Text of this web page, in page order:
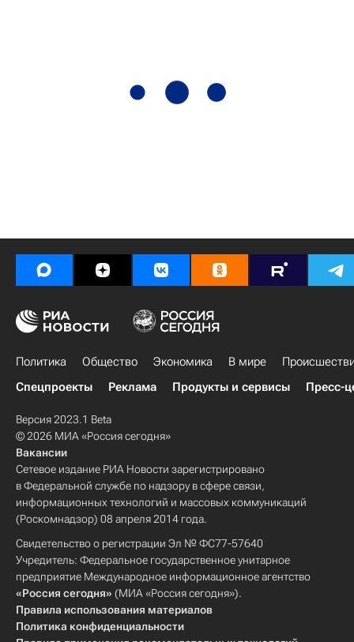
Политика Общество Экономика В мире
Спецпроекты
Реклама Продукты и сервисы Пресс-
Версия 2023.1 Beta
© 2026 МИА «Россия сегодня»
Вакансии
Сетевое издание РИА Новости зарегистрировано
в Федеральной службе по надзору в сфере связи,
информационных технологий и массовых коммуникаций
(Роскомнадзор) 08 апреля 2014 года.
Свидетельство о регистрации Эл № ФС77-57640
Учредитель: Федеральное государственное унитарное
предприятие Международное информационное агентство
«Россия сегодня» (МИА «Россия сегодня»).
Правила использования материалов
Политика конфиденциальности